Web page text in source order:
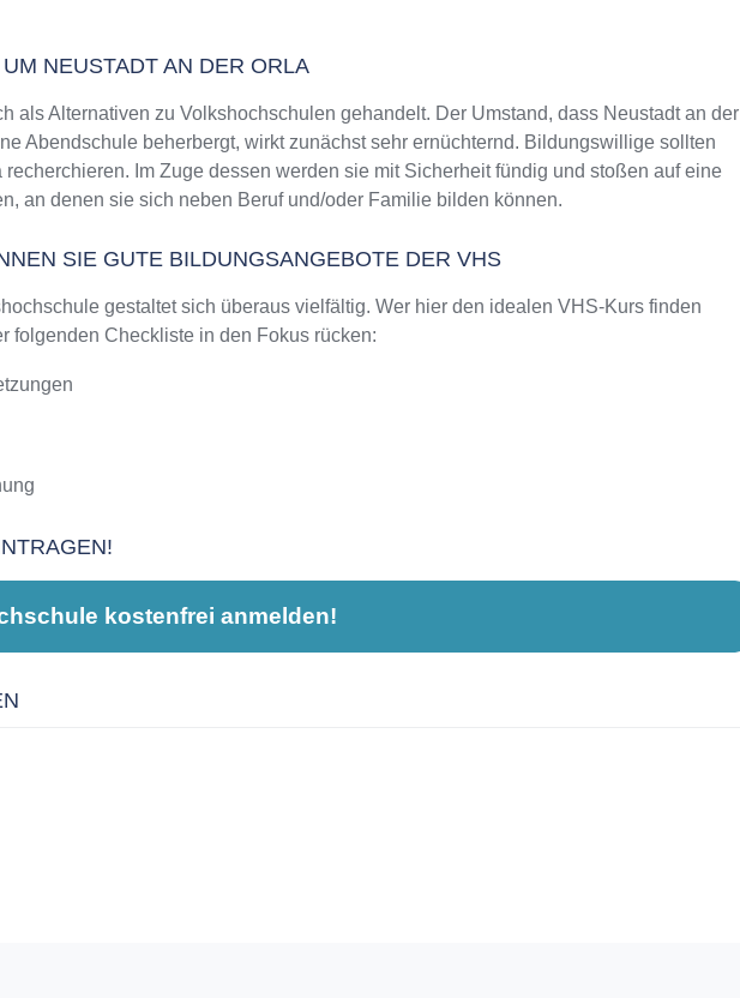
NEUSTADT AN DER ORLA
als Alternativen zu Volkshochschulen gehandelt. Der Umstand, dass Neustadt an der
Abendschule beherbergt, wirkt zunächst sehr ernüchternd. Bildungswillige sollten
recherchieren. Im Zuge dessen werden sie mit Sicherheit fündig und stoßen auf eine
an denen sie sich neben Beruf und/oder Familie bilden können.
SIE GUTE BILDUNGSANGEBOTE DER VHS
gestaltet sich überaus vielfältig. Wer hier den idealen VHS-Kurs finden
folgenden Checkliste in den Fokus rücken:
kostenfrei anmelden!